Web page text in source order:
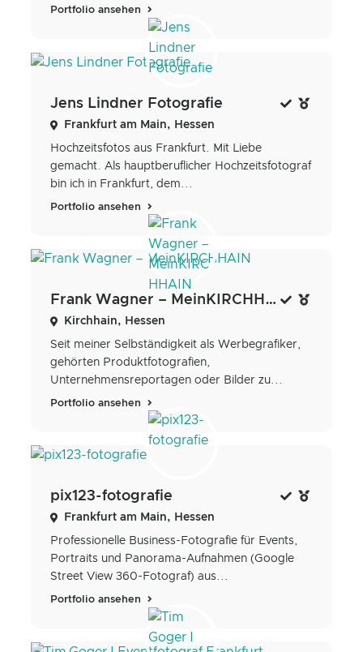
Portfolio ansehen
Jens Lindner Fotografie
Frankfurt am Main, Hessen
Hochzeitsfotos aus Frankfurt. Mit Liebe
gemacht. Als hauptberuflicher Hochzeitsfotograf
bin ich in Frankfurt, dem...
Portfolio ansehen
Frank Wagner – MeinKIRCHHAIN
Kirchhain, Hessen
Seit meiner Selbständigkeit als Werbegrafiker,
gehörten Produktfotografien,
Unternehmensreportagen oder Bilder zu...
Portfolio ansehen
pix123-fotografie
Frankfurt am Main, Hessen
Professionelle Business-Fotografie für Events,
Portraits und Panorama-Aufnahmen (Google
Street View 360-Fotograf) aus...
Portfolio ansehen